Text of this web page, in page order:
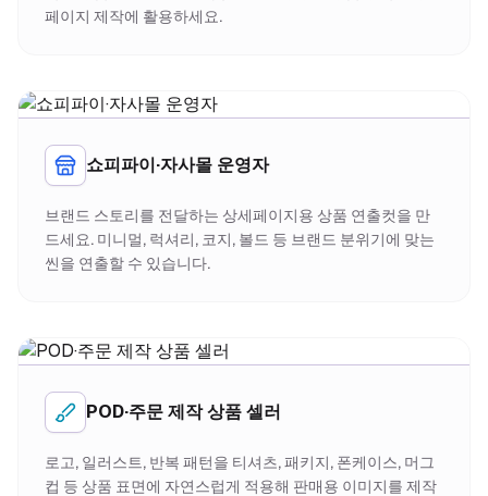
페이지 제작에 활용하세요.
쇼피파이·자사몰 운영자
브랜드 스토리를 전달하는 상세페이지용 상품 연출컷을 만
드세요. 미니멀, 럭셔리, 코지, 볼드 등 브랜드 분위기에 맞는
씬을 연출할 수 있습니다.
POD·주문 제작 상품 셀러
로고, 일러스트, 반복 패턴을 티셔츠, 패키지, 폰케이스, 머그
컵 등 상품 표면에 자연스럽게 적용해 판매용 이미지를 제작